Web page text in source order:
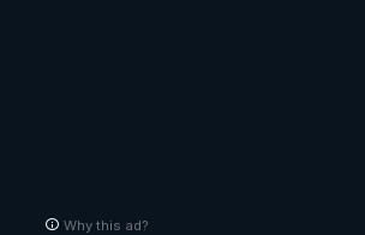
Why this ad?